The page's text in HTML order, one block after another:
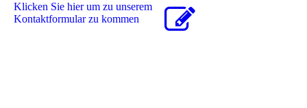
Klicken Sie hier um zu unserem
Kon­takt­for­mu­lar zu kommen